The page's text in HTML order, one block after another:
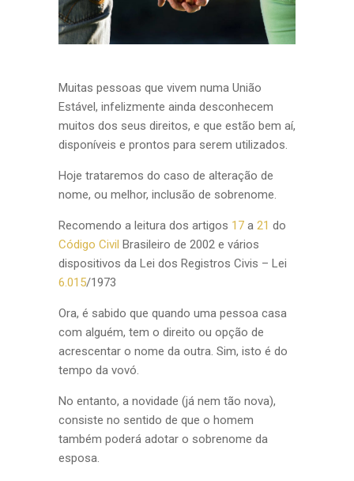
Muitas pessoas que vivem numa União
Estável, infelizmente ainda desconhecem
muitos dos seus direitos, e que estão bem aí,
disponíveis e prontos para serem utilizados.
Hoje trataremos do caso de alteração de
nome, ou melhor, inclusão de sobrenome.
Recomendo a leitura dos artigos 17 a 21 do
Código Civil Brasileiro de 2002 e vários
dispositivos da Lei dos Registros Civis – Lei
6.015/1973
Ora, é sabido que quando uma pessoa casa
com alguém, tem o direito ou opção de
acrescentar o nome da outra. Sim, isto é do
tempo da vovó.
No entanto, a novidade (já nem tão nova),
consiste no sentido de que o homem
também poderá adotar o sobrenome da
esposa.